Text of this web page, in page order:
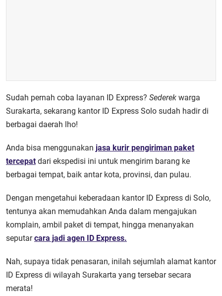
Sudah pernah coba layanan ID Express? Sederek warga
Surakarta, sekarang kantor ID Express Solo sudah hadir di
berbagai daerah lho!
Anda bisa menggunakan jasa kurir pengiriman paket
tercepat dari ekspedisi ini untuk mengirim barang ke
berbagai tempat, baik antar kota, provinsi, dan pulau.
Dengan mengetahui keberadaan kantor ID Express di Solo,
tentunya akan memudahkan Anda dalam mengajukan
komplain, ambil paket di tempat, hingga menanyakan
seputarcara jadi agen ID Express.
Nah, supaya tidak penasaran, inilah sejumlah alamat kantor
ID Express di wilayah Surakarta yang tersebar secara
merata!